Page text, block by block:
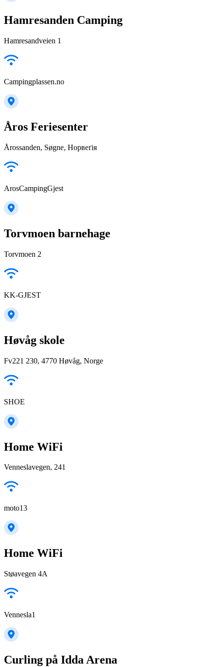
Hamresanden Camping
Hamresandveien 1
Campingplassen.no
Åros Feriesenter
Årossanden, Søgne, Норвеґія
ArosCampingGjest
Torvmoen barnehage
Torvmoen 2
KK-GJEST
Høvåg skole
Fv221 230, 4770 Høvåg, Norge
SHOE
Home WiFi
Venneslavegen, 241
moto13
Home WiFi
Støavegen 4A
Vennesla1
Curling på Idda Arena